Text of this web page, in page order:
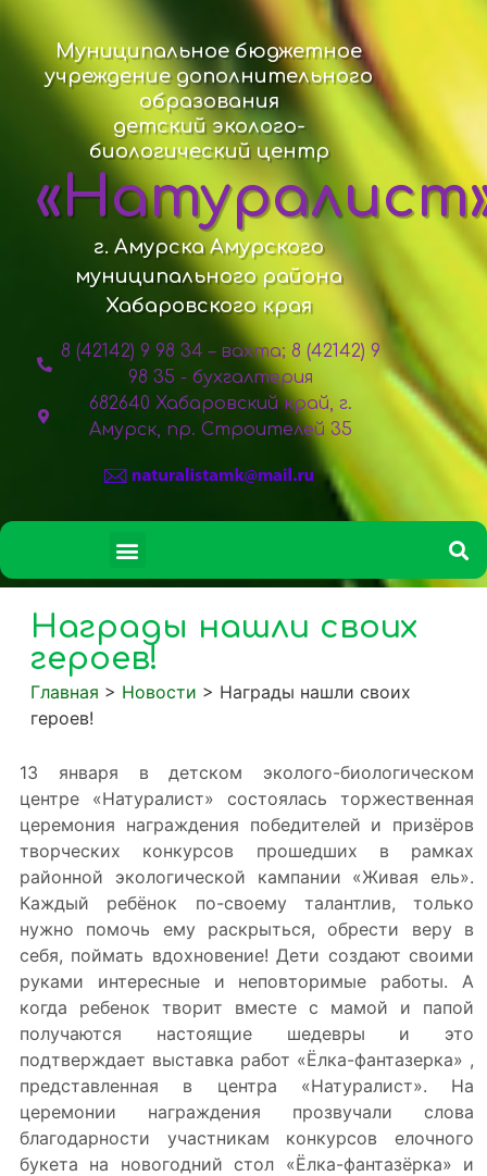
Муниципальное бюджетное
учреждение дополнительного
образования
детский эколого-
биологический центр
г. Амурска Амурского
муниципального района
Хабаровского края
8 (42142) 9 98 34 – вахта; 8 (42142) 9
98 35 - бухгалтерия
682640 Хабаровский край, г.
Амурск, пр. Строителей 35
Награды нашли своих
героев!
Главная > Новости > Награды нашли своих
героев!
13 января в детском эколого-биологическом
центре «Натуралист» состоялась торжественная
церемония награждения победителей и призёров
творческих конкурсов прошедших в рамках
районной экологической кампании «Живая ель».
Каждый ребёнок по-своему талантлив, только
нужно помочь ему раскрыться, обрести веру в
себя, поймать вдохновение! Дети создают своими
руками интересные и неповторимые работы. А
когда ребенок творит вместе с мамой и папой
получаются настоящие шедевры и это
подтверждает выставка работ «Ёлка-фантазерка» ,
представленная в центра «Натуралист». На
церемонии награждения прозвучали слова
благодарности участникам конкурсов елочного
букета на новогодний стол «Ёлка-фантазёрка» и